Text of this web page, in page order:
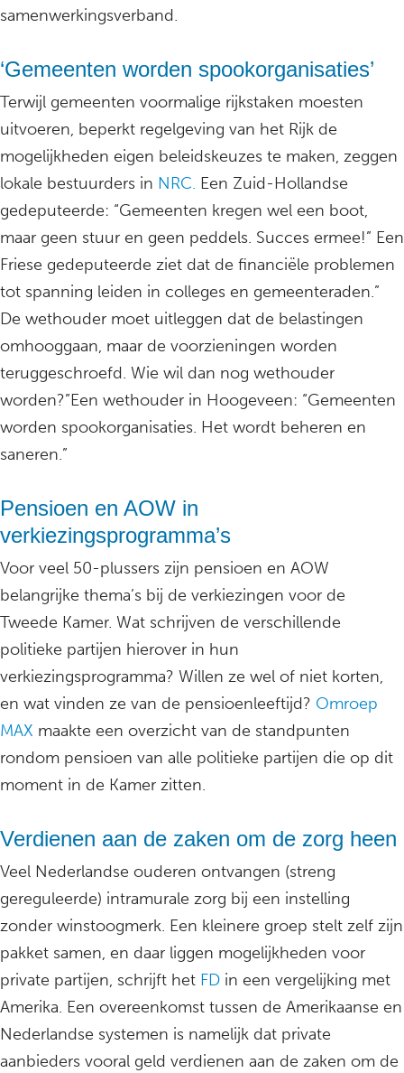
samenwerkingsverband.
‘Gemeenten worden spookorganisaties’
Terwijl gemeenten voormalige rijkstaken moesten
uitvoeren, beperkt regelgeving van het Rijk de
mogelijkheden eigen beleidskeuzes te maken, zeggen
lokale bestuurders in NRC. Een Zuid-Hollandse
gedeputeerde: “Gemeenten kregen wel een boot,
maar geen stuur en geen peddels. Succes ermee!” Een
Friese gedeputeerde ziet dat de financiële problemen
tot spanning leiden in colleges en gemeenteraden.”
De wethouder moet uitleggen dat de belastingen
omhooggaan, maar de voorzieningen worden
teruggeschroefd. Wie wil dan nog wethouder
worden?”Een wethouder in Hoogeveen: “Gemeenten
worden spookorganisaties. Het wordt beheren en
saneren.”
Pensioen en AOW in
verkiezingsprogramma’s
Voor veel 50-plussers zijn pensioen en AOW
belangrijke thema’s bij de verkiezingen voor de
Tweede Kamer. Wat schrijven de verschillende
politieke partijen hierover in hun
verkiezingsprogramma? Willen ze wel of niet korten,
en wat vinden ze van de pensioenleeftijd? Omroep
MAX maakte een overzicht van de standpunten
rondom pensioen van alle politieke partijen die op dit
moment in de Kamer zitten.
Verdienen aan de zaken om de zorg heen
Veel Nederlandse ouderen ontvangen (streng
gereguleerde) intramurale zorg bij een instelling
zonder winstoogmerk. Een kleinere groep stelt zelf zijn
pakket samen, en daar liggen mogelijkheden voor
private partijen, schrijft het FD in een vergelijking met
Amerika. Een overeenkomst tussen de Amerikaanse en
Nederlandse systemen is namelijk dat private
aanbieders vooral geld verdienen aan de zaken om de